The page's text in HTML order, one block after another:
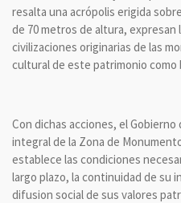
resalta una acrópolis erigida
de 70 metros de altura,
civilizaciones originarias de las
cultural de este patrimonio como
Con dichas acciones, el
integral de la Zona de
establece las condiciones
largo plazo, la continuidad de su
difusion social de sus valores